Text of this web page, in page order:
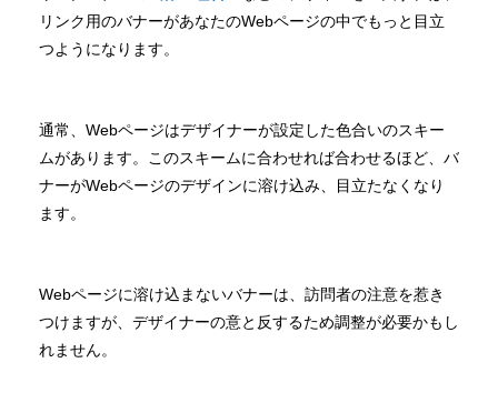
リンク用のバナーがあなたのWebページの中でもっと目立
つようになります。
通常、Webページはデザイナーが設定した色合いのスキー
ムがあります。このスキームに合わせれば合わせるほど、バ
ナーがWebページのデザインに溶け込み、目立たなくなり
ます。
Webページに溶け込まないバナーは、訪問者の注意を惹き
つけますが、デザイナーの意と反するため調整が必要かもし
れません。